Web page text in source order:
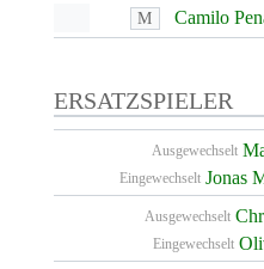
M Camilo
ERSATZSPIELER
Ausgewechselt
Eingewechselt Jonas
Ausgewechselt
Eingewechselt